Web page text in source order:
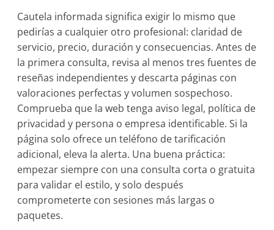
Cautela informada significa exigir lo mismo que
pedirías a cualquier otro profesional: claridad de
servicio, precio, duración y consecuencias. Antes de
la primera consulta, revisa al menos tres fuentes de
reseñas independientes y descarta páginas con
valoraciones perfectas y volumen sospechoso.
Comprueba que la web tenga aviso legal, política de
privacidad y persona o empresa identificable. Si la
página solo ofrece un teléfono de tarificación
adicional, eleva la alerta. Una buena práctica:
empezar siempre con una consulta corta o gratuita
para validar el estilo, y solo después
comprometerte con sesiones más largas o
paquetes.